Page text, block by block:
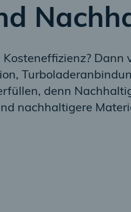
denn
nachhaltigere